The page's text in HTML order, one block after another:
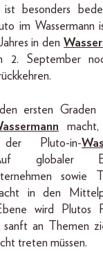
ist besonders
im Wassermann
in den
2. September
ersten Graden
der Pluto-in-
globaler
sowie
in den
wird Plutos
sanft an Themen
treten müssen.